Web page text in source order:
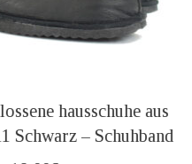
hausschuhe aus
Schwarz – Schuhband